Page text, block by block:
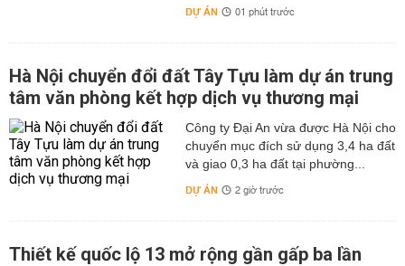
DỰ ÁN 01 phút trước
Hà Nội chuyển đổi đất Tây Tựu làm dự án trung
tâm văn phòng kết hợp dịch vụ thương mại
Công ty Đại An vừa được Hà Nội cho
chuyển mục đích sử dụng 3,4 ha đất
và giao 0,3 ha đất tại phường...
DỰ ÁN 2 giờ trước
Thiết kế quốc lộ 13 mở rộng gần gấp ba lần